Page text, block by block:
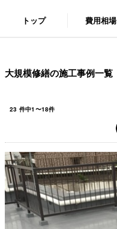
トップ 費用相場
大規模修繕の施工事例一覧
23 件中1 〜18件